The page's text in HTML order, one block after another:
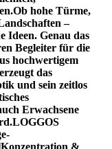
hohe Türme,
–
Ideen. Genau das
Begleiter für die
hochwertigem
das
und sein zeitlos
Erwachsene
&